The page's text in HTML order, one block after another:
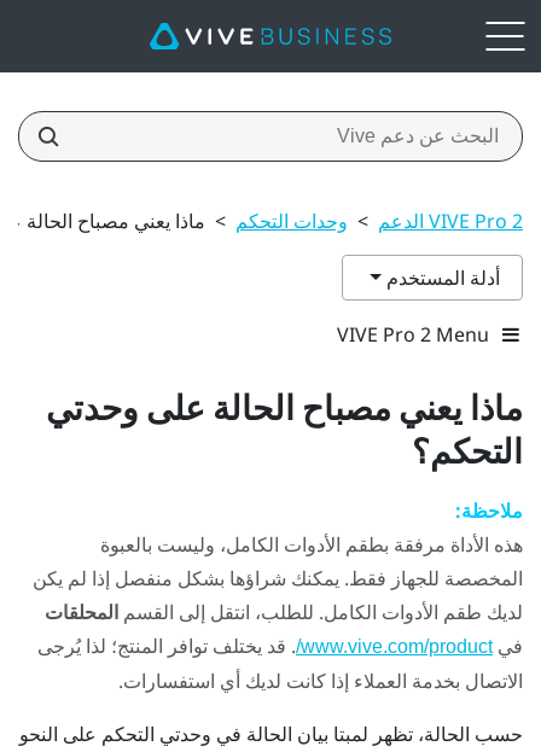
VIVE Pro 2 الدعم > وحدات التحكم > ماذا يعني مصباح الحالة
أدلة المستخدم
VIVE Pro 2 Menu
ماذا يعني مصباح الحالة على وحدتي
التحكم؟
ملاحظة:
هذه الأداة مرفقة بطقم الأدوات الكامل، وليست بالعبوة
المخصصة للجهاز فقط. يمكنك شراؤها بشكل منفصل إذا لم يكن
لديك طقم الأدوات الكامل. للطلب، انتقل إلى القسم المحلقات
فيwww.vive.com/product/ . قد يختلف توافر المنتج؛ لذا يُرجى
الاتصال بخدمة العملاء إذا كانت لديك أي استفسارات.
حسب الحالة، تظهر لمبتا بيان الحالة في وحدتي التحكم على النحو